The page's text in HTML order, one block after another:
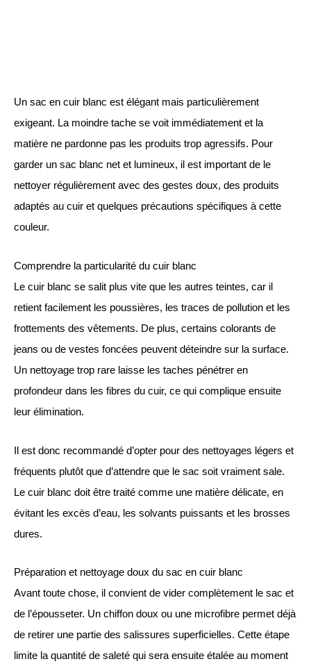
Un sac en cuir blanc est élégant mais particulièrement
exigeant. La moindre tache se voit immédiatement et la
matière ne pardonne pas les produits trop agressifs. Pour
garder un sac blanc net et lumineux, il est important de le
nettoyer régulièrement avec des gestes doux, des produits
adaptés au cuir et quelques précautions spécifiques à cette
couleur.
Comprendre la particularité du cuir blanc
Le cuir blanc se salit plus vite que les autres teintes, car il
retient facilement les poussières, les traces de pollution et les
frottements des vêtements. De plus, certains colorants de
jeans ou de vestes foncées peuvent déteindre sur la surface.
Un nettoyage trop rare laisse les taches pénétrer en
profondeur dans les fibres du cuir, ce qui complique ensuite
leur élimination.
Il est donc recommandé d’opter pour des nettoyages légers et
fréquents plutôt que d’attendre que le sac soit vraiment sale.
Le cuir blanc doit être traité comme une matière délicate, en
évitant les excès d’eau, les solvants puissants et les brosses
dures.
Préparation et nettoyage doux du sac en cuir blanc
Avant toute chose, il convient de vider complètement le sac et
de l’épousseter. Un chiffon doux ou une microfibre permet déjà
de retirer une partie des salissures superficielles. Cette étape
limite la quantité de saleté qui sera ensuite étalée au moment